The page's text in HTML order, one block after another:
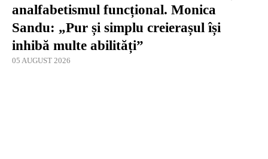
analfabetismul funcțional. Monica
Sandu: „Pur și simplu creierașul își
inhibă multe abilități”
05 AUGUST 2026